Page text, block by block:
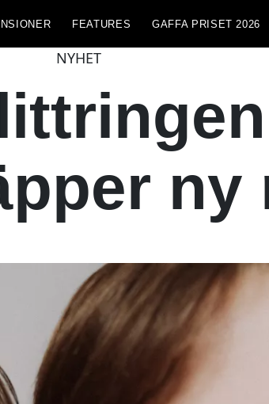
FEATURES GAFFA PRISET 2026
NYHET
ny